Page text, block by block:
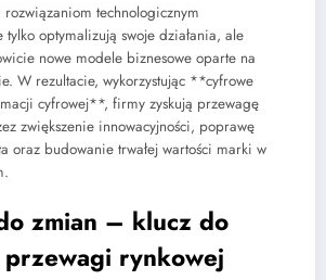
rozwiązaniom technologicznym
optymalizują swoje działania, ale
nowe modele biznesowe oparte na
W rezultacie, wykorzystując **cyfrowe
cyfrowej**, firmy zyskują przewagę
zwiększenie innowacyjności, poprawę
oraz budowanie trwałej wartości marki w
zmian – klucz do
rynkowej